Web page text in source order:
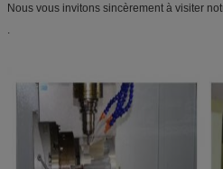
Nous vous invitons sincèrement à visiter
.